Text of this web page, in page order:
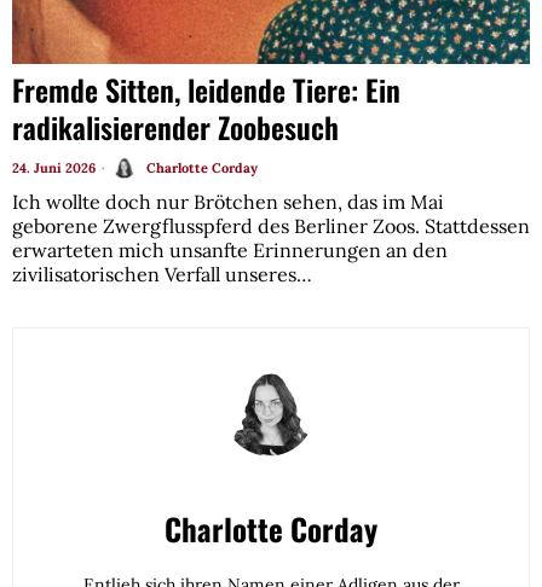
Fremde Sitten, leidende Tiere: Ein
radikalisierender Zoobesuch
24. Juni 2026 Charlotte Corday
Ich wollte doch nur Brötchen sehen, das im Mai
geborene Zwergflusspferd des Berliner Zoos. Stattdessen
erwarteten mich unsanfte Erinnerungen an den
zivilisatorischen Verfall unseres…
Charlotte Corday